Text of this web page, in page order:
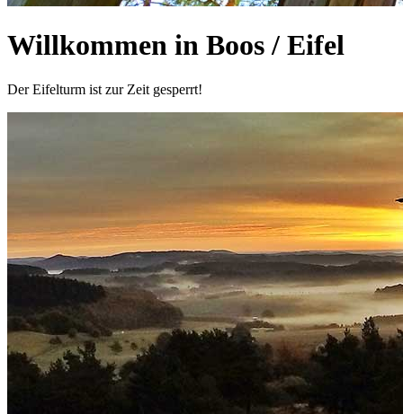
Willkommen in Boos / Eifel
Der Eifelturm ist zur Zeit gesperrt!